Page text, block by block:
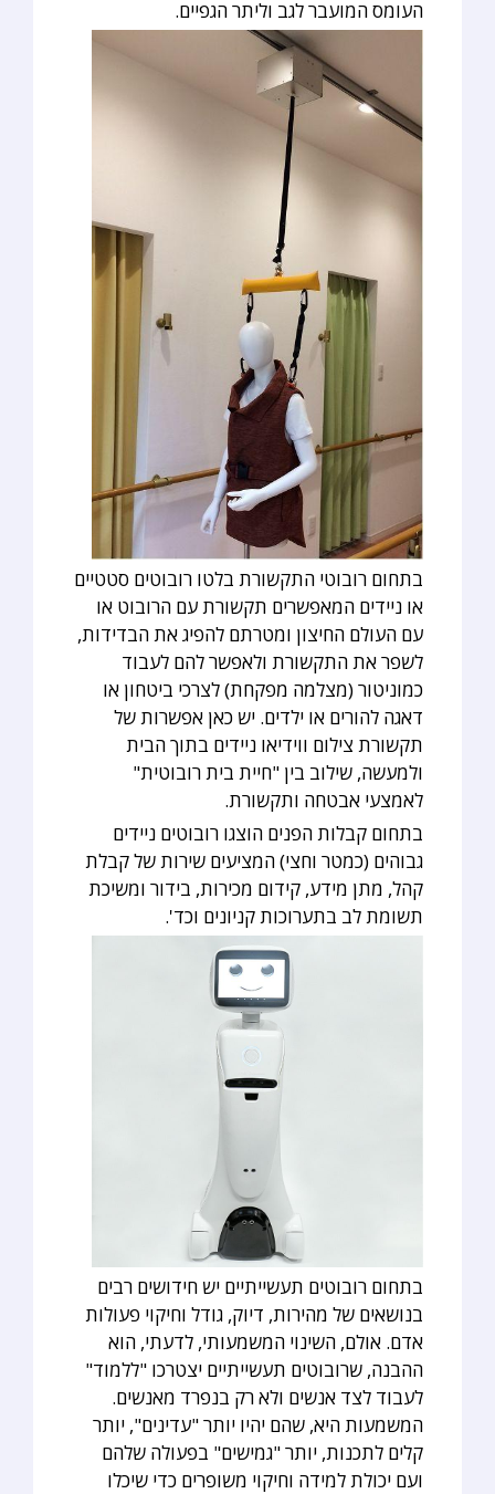
העומס המועבר לגב וליתר הגפיים.
בתחום רובוטי התקשורת בלטו רובוטים סטטיים
או ניידים המאפשרים תקשורת עם הרובוט או
עם העולם החיצון ומטרתם להפיג את הבדידות,
לשפר את התקשורת ולאפשר להם לעבוד
כמוניטור (מצלמה מפקחת) לצרכי ביטחון או
דאגה להורים או ילדים. יש כאן אפשרות של
תקשורת צילום ווידיאו ניידים בתוך הבית
ולמעשה, שילוב בין "חיית בית רובוטית"
לאמצעי אבטחה ותקשורת.
בתחום קבלות הפנים הוצגו רובוטים ניידים
גבוהים (כמטר וחצי) המציעים שירות של קבלת
קהל, מתן מידע, קידום מכירות, בידור ומשיכת
תשומת לב בתערוכות קניונים וכד'.
בתחום רובוטים תעשייתיים יש חידושים רבים
בנושאים של מהירות, דיוק, גודל וחיקוי פעולות
אדם. אולם, השינוי המשמעותי, לדעתי, הוא
ההבנה, שרובוטים תעשייתיים יצטרכו "ללמוד"
לעבוד לצד אנשים ולא רק בנפרד מאנשים.
המשמעות היא, שהם יהיו יותר "עדינים", יותר
קלים לתכנות, יותר "גמישים" בפעולה שלהם
ועם יכולת למידה וחיקוי משופרים כדי שיכלו